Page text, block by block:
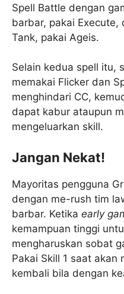
Spell Battle dengan
barbar, pakai
Tank, pakai Ageis.
Selain kedua spell itu,
memakai Flicker dan
menghindari CC,
dapat kabur ataupun
mengeluarkan skill.
Jangan Nekat!
Mayoritas pengguna
dengan me-rush tim
barbar. Ketika early
kemampuan tinggi
mengharuskan sobat
Pakai Skill 1 saat akan
kembali bila dengan